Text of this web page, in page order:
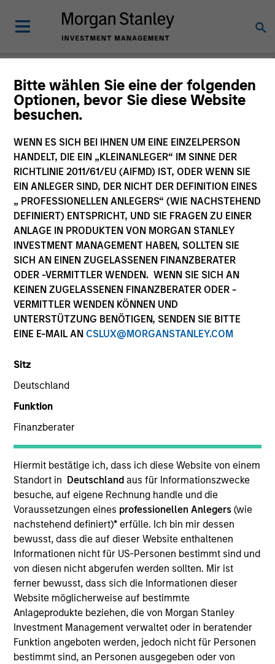
Bitte wählen Sie eine der folgenden
Optionen, bevor Sie diese Website
besuchen.
WENN ES SICH BEI IHNEN UM EINE EINZELPERSON
HANDELT, DIE EIN „KLEINANLEGER“ IM SINNE DER
RICHTLINIE 2011/61/EU (AIFMD) IST, ODER WENN SIE
EIN ANLEGER SIND, DER NICHT DER DEFINITION EINES
„ PROFESSIONELLEN ANLEGERS“ (WIE NACHSTEHEND
DEFINIERT) ENTSPRICHT, UND SIE FRAGEN ZU EINER
ANLAGE IN PRODUKTEN VON MORGAN STANLEY
INVESTMENT MANAGEMENT HABEN, SOLLTEN SIE
SICH AN EINEN ZUGELASSENEN FINANZBERATER
ODER -VERMITTLER WENDEN. WENN SIE SICH AN
KEINEN ZUGELASSENEN FINANZBERATER ODER -
VERMITTLER WENDEN KÖNNEN UND
UNTERSTÜTZUNG BENÖTIGEN, SENDEN SIE BITTE
EINE E-MAIL AN CSLUX@MORGANSTANLEY.COM
Sitz
Deutschland
Funktion
Finanzberater
Hiermit bestätige ich, dass ich diese Website von einem
Standort in Deutschland aus für Informationszwecke
besuche, auf eigene Rechnung handle und die
Voraussetzungen eines professionellen Anlegers(wie
nachstehend definiert)* erfülle. Ich bin mir dessen
bewusst, dass die auf dieser Website enthaltenen
Informationen nicht für US-Personen bestimmt sind und
von diesen nicht abgerufen werden sollten. Mir ist
ferner bewusst, dass sich die Informationen dieser
Website möglicherweise auf bestimmte
Anlageprodukte beziehen, die von Morgan Stanley
Investment Management verwaltet oder in beratender
Funktion angeboten werden, jedoch nicht für Personen
bestimmt sind, an Personen ausgegeben oder von
The BEAT™
Explore The BEAT™ (Bonds, Equities,
Alternatives, Transition) which
delivers ideas and insights you need
from our investment specialists.
The BEAT™ for Q3 2026 - August
05-AUG-2026
Use The BEAT™ as your timely resource for the
markets. Each edition gives you ideas and
insights that show you how to navigate the
current investment environment.
The BEAT™ Quarterly Webinar –
July 2026
22-JUL-2026
Watch the quarterly webinar to hear our
investment team discuss why higher yields,
market dispersion and active fixed income
selection may create compelling opportunities